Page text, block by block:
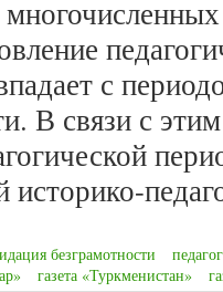
с
В связи с
историко-
безграмотности
газета «Туркменистан»